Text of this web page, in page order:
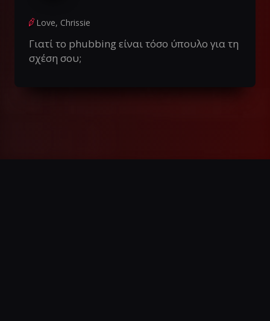
Love, Chrissie
Γιατί το phubbing είναι τόσο ύπουλο για τη
σχέση σου;